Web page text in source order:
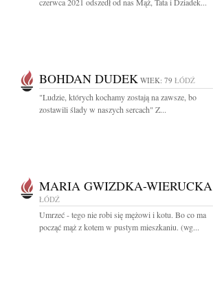
BOHDAN DUDEK WIEK: 79 ŁÓDŹ
"Ludzie, których kochamy zostają na zawsze, bo
zostawili ślady w naszych sercach" Z...
MARIA GWIZDKA-WIERUCKA
ŁÓDŹ
Umrzeć - tego nie robi się mężowi i kotu. Bo co ma
począć mąż z kotem w pustym mieszkaniu. (wg...